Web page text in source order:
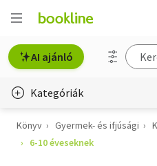
AI ajánló
Kategóriák
Életmód, egészség
Könyv Gyermek- és ifjúsági
6-10 éveseknek